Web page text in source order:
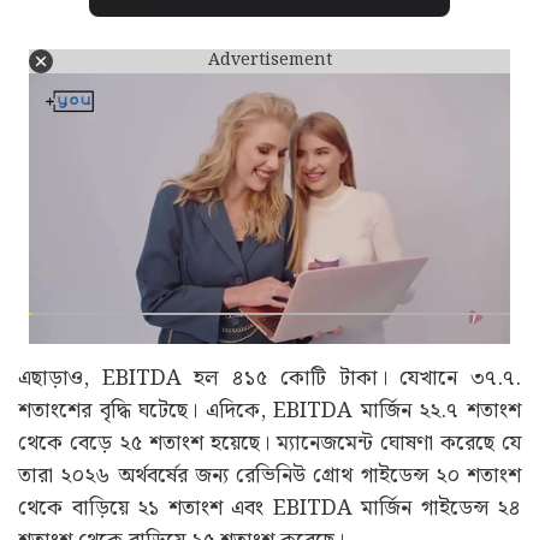
Advertisement
এছাড়াও, EBITDA হল ৪১৫ কোটি টাকা। যেখানে ৩৭.৭.
শতাংশের বৃদ্ধি ঘটেছে। এদিকে, EBITDA মার্জিন ২২.৭ শতাংশ
থেকে বেড়ে ২৫ শতাংশ হয়েছে। ম্যানেজমেন্ট ঘোষণা করেছে যে
তারা ২০২৬ অর্থবর্ষের জন্য রেভিনিউ গ্রোথ গাইডেন্স ২০ শতাংশ
থেকে বাড়িয়ে ২১ শতাংশ এবং EBITDA মার্জিন গাইডেন্স ২৪